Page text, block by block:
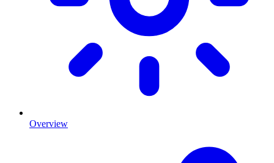
Overview